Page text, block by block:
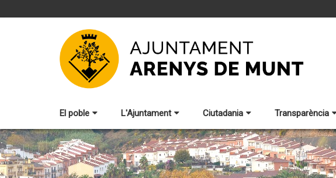
El poble L'Ajuntament Ciutadania Transparència